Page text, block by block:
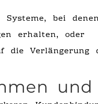
Systeme, bei
erhalten, oder
die Verlängerung